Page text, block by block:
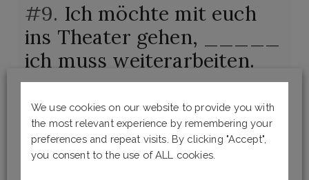
#9. Ich möchte mit euch
ins Theater gehen, _____
ich muss weiterarbeiten.
(Sizinle tiyatroya gelmek
istiyorum ama çalışmaya
devam etmem gerek.)
We use cookies on our website to provide you with
the most relevant experience by remembering your
preferences and repeat visits. By clicking "Accept",
you consent to the use of ALL cookies.